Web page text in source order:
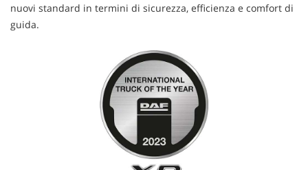
nuovi standard in termini di sicurezza, efficienza e comfort di
guida.